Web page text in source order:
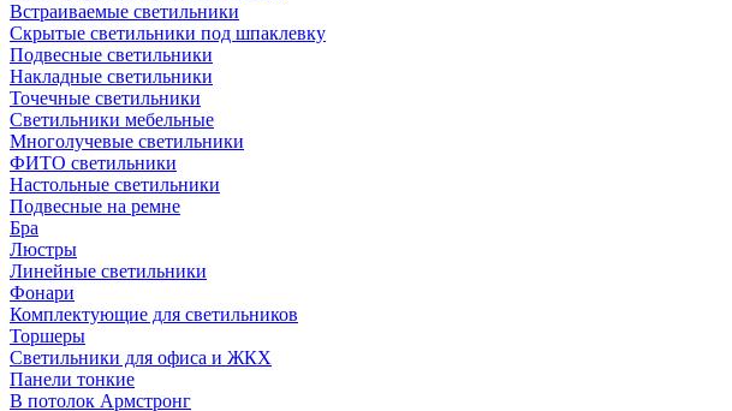
Встраиваемые светильники
Скрытые светильники под шпаклевку
Подвесные светильники
Накладные светильники
Точечные светильники
Светильники мебельные
Многолучевые светильники
ФИТО светильники
Настольные светильники
Подвесные на ремне
Бра
Люстры
Линейные светильники
Фонари
Комплектующие для светильников
Торшеры
Светильники для офиса и ЖКХ
Панели тонкие
В потолок Армстронг